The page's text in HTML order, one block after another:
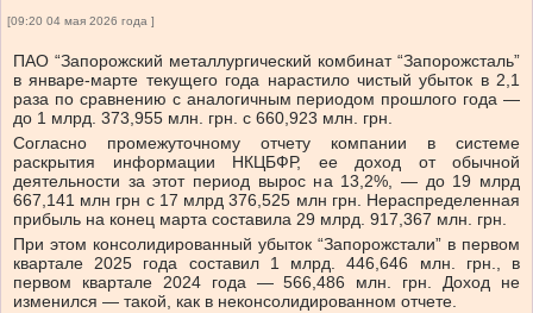
[09:20 04 мая 2026 года ]
ПАО “Запорожский металлургический комбинат “Запорожсталь”
в январе-марте текущего года нарастило чистый убыток в 2,1
раза по сравнению с аналогичным периодом прошлого года —
до 1 млрд. 373,955 млн. грн. с 660,923 млн. грн.
Согласно промежуточному отчету компании в системе
раскрытия информации НКЦБФР, ее доход от обычной
деятельности за этот период вырос на 13,2%, — до 19 млрд
667,141 млн грн с 17 млрд 376,525 млн грн. Нераспределенная
прибыль на конец марта составила 29 млрд. 917,367 млн. грн.
При этом консолидированный убыток “Запорожстали” в первом
квартале 2025 года составил 1 млрд. 446,646 млн. грн., в
первом квартале 2024 года — 566,486 млн. грн. Доход не
изменился — такой, как в неконсолидированном отчете.